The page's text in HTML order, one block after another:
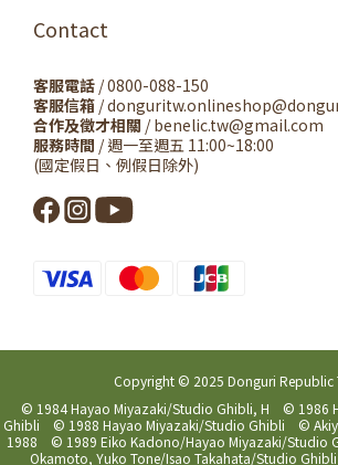
Contact
客服電話 / 0800-088-150
客服信箱 /
合作及徵才相關 / benelic.tw@gmail.com
服務時間 / 週一至週五 11:00~18:00
(國定假日、例假日除外)
Copyright © 2025 Donguri Republic
© 1984 Hayao Miyazaki/Studio Ghibli, H © 1986
Ghibli © 1988 Hayao Miyazaki/Studio Ghibli ©
1988 © 1989 Eiko Kadono/Hayao Miyazaki/Studio
Okamoto, Yuko Tone/Isao Takahata/Studio